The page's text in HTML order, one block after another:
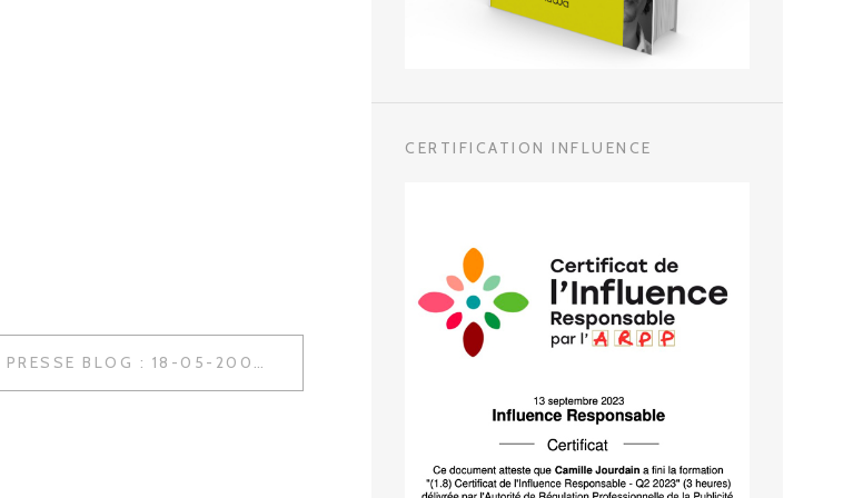
REVUE DE PRESSE BLOG : 18-05-2009
CERTIFICATION INFLUENCE